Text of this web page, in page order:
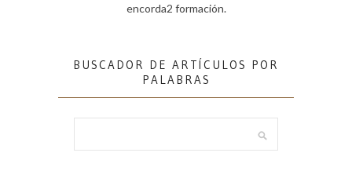
encorda2 formación.
BUSCADOR DE ARTÍCULOS POR
PALABRAS